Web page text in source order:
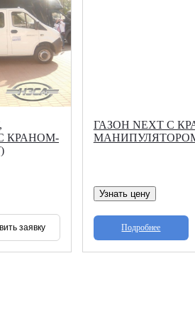
КРАНОМ-
заявку
ГАЗОН NEXT С
Узнать цену
Подробнее